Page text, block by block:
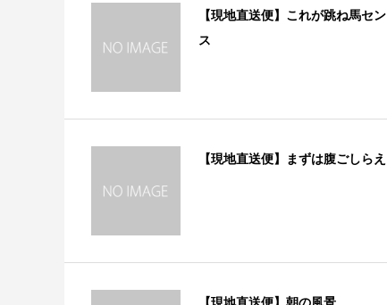
【現地直送便】これが跳ね馬セン
ス
【現地直送便】まずは腹ごしらえ